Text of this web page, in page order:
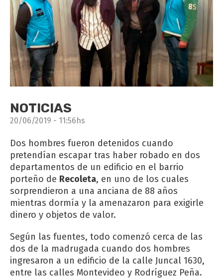
NOTICIAS
20/06/2019 - 11:56hs
Dos hombres fueron detenidos cuando
pretendían escapar tras haber robado en dos
departamentos de un edificio en el barrio
porteño de Recoleta, en uno de los cuales
sorprendieron a una anciana de 88 años
mientras dormía y la amenazaron para exigirle
dinero y objetos de valor.
Según las fuentes, todo comenzó cerca de las
dos de la madrugada cuando dos hombres
ingresaron a un edificio de la calle Juncal 1630,
entre las calles Montevideo y Rodríguez Peña.